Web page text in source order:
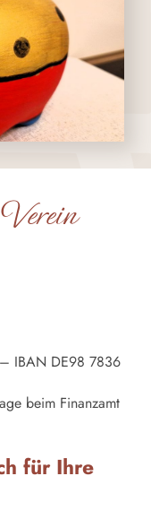
IBAN DE98 7836
beim Finanzamt
für Ihre